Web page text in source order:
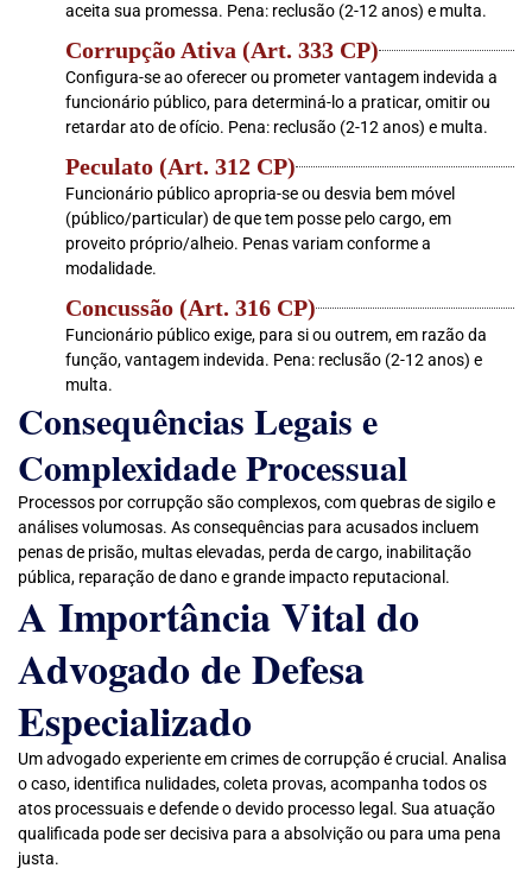
aceita sua promessa. Pena: reclusão (2-12 anos) e multa.
Corrupção Ativa (Art. 333 CP)
Configura-se ao oferecer ou prometer vantagem indevida a
funcionário público, para determiná-lo a praticar, omitir ou
retardar ato de ofício. Pena: reclusão (2-12 anos) e multa.
Peculato (Art. 312 CP)
Funcionário público apropria-se ou desvia bem móvel
(público/particular) de que tem posse pelo cargo, em
proveito próprio/alheio. Penas variam conforme a
modalidade.
Concussão (Art. 316 CP)
Funcionário público exige, para si ou outrem, em razão da
função, vantagem indevida. Pena: reclusão (2-12 anos) e
multa.
Consequências Legais e
Complexidade Processual
Processos por corrupção são complexos, com quebras de sigilo e
análises volumosas. As consequências para acusados incluem
penas de prisão, multas elevadas, perda de cargo, inabilitação
pública, reparação de dano e grande impacto reputacional.
A Importância Vital do
Advogado de Defesa
Especializado
Um advogado experiente em crimes de corrupção é crucial. Analisa
o caso, identifica nulidades, coleta provas, acompanha todos os
atos processuais e defende o devido processo legal. Sua atuação
qualificada pode ser decisiva para a absolvição ou para uma pena
justa.